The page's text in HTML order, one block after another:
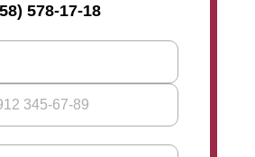
578-17-18